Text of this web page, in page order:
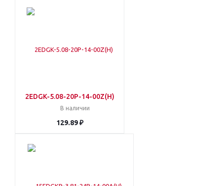
2EDGK-5.08-20P-14-00Z(H)
В наличии
129.89 ₽